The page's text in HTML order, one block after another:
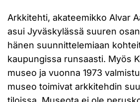
Arkkitehti, akateemikko Alvar
asui Jyväskylässä suuren
hänen suunnittelemiaan
kaupungissa runsaasti. Myös
museo ja vuonna 1973
museo toimivat arkkitehdin